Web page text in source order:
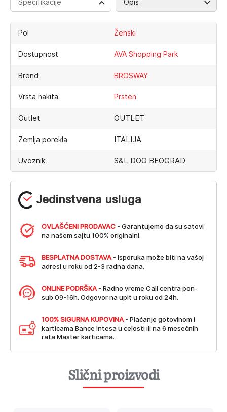
Jedinstvena usluga
OVLAŠĆENI PRODAVAC - Garantujemo da su satovi
na našem sajtu 100% originalni.
BESPLATNA DOSTAVA - Isporuka može biti na vašoj
adresi u roku od 2-3 radna dana.
ONLINE PODRŠKA - Radno vreme Call centra pon-
sub 09-16h. Odgovor na upit u roku od 24h.
100% SIGURNA KUPOVINA - Plaćanje gotovinom i
karticama Bance Intesa u celosti ili na 6 mesečnih
rata Master karticama.
Specifikacije Opis
Pol Ženski
Dostupnost AVA Shopping Park
Brend BROSWAY
Vrsta nakita Prsten
Outlet OUTLET
Zemlja porekla ITALIJA
Uvoznik S&L DOO BEOGRAD
Slični proizvodi